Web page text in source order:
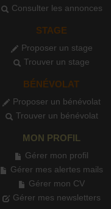
Consulter les annonces
STAGE
Proposer un stage
Trouver un stage
BÉNÉVOLAT
Proposer un bénévolat
Trouver un bénévolat
MON PROFIL
Gérer mon profil
Gérer mes alertes mails
Gérer mon CV
Gérer mes newsletters